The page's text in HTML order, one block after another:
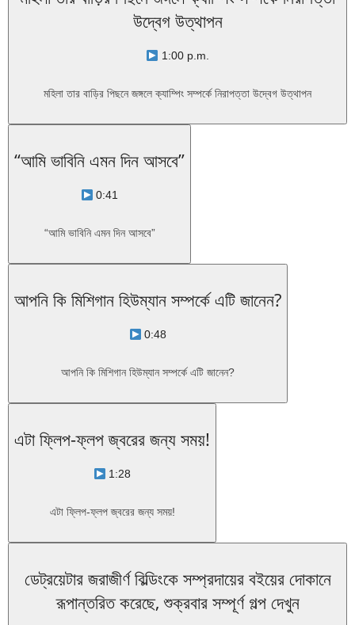
উদ্বেগ উত্থাপন
1:00 p.m.
মহিলা তার বাড়ির পিছনে জঙ্গলে ক্যাম্পিং সম্পর্কে নিরাপত্তা উদ্বেগ উত্থাপন
“আমি ভাবিনি এমন দিন আসবে”
0:41
“আমি ভাবিনি এমন দিন আসবে”
আপনি কি মিশিগান হিউম্যান সম্পর্কে এটি জানেন?
0:48
আপনি কি মিশিগান হিউম্যান সম্পর্কে এটি জানেন?
এটা ফ্লিপ-ফ্লপ জ্বরের জন্য সময়!
1:28
এটা ফ্লিপ-ফ্লপ জ্বরের জন্য সময়!
ডেট্রয়েটার জরাজীর্ণ বিল্ডিংকে সম্প্রদায়ের বইয়ের দোকানে
রূপান্তরিত করেছে, শুক্রবার সম্পূর্ণ গল্প দেখুন